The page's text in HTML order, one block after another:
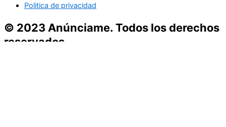
Politica de privacidad
© 2023 Anúnciame. Todos los derechos
reservados